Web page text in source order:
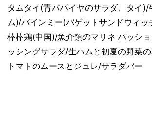
タムタイ(青パパイヤのサラダ、タイ)/
ム)/バインミー(バゲットサンドウィッ
棒棒鶏(中国)/魚介類のマリネ パッシ
ッシングサラダ/生ハムと初夏の野菜
トマトのムースとジュレ/サラダバー